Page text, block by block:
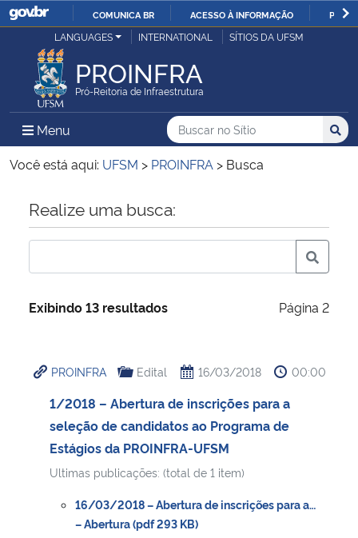
IR
O
COMUNICA BR ACESSO À INFORMAÇÃO
Ministério da Justiça e Segurança Pública
Ministério da Defesa
Ministério das Relações Exteriores
Ministério da Economia
Ministério da Infraestrutura
Ministério da Cidadania
Ministério de Minas e Energia
Ministério da Ciência, Tecnologia, Inovações e Comunicações
LANGUAGES INTERNATIONAL SÍTIOS DA UFSM
PROINFRA
Pró-Reitoria de Infraestrutura
Menu Menu Principal do Sítio
Busca
Buscar no no Sítio
Busca:
Você está aqui: UFSM > PROINFRA > Busca
Início do conteúdo
Realize uma busca:
Exibindo 13 resultados Página 2
PROINFRA Edital 16/03/2018 00:00
1/2018 – Abertura de inscrições para a
seleção de candidatos ao Programa de
Estágios da PROINFRA-UFSM
Ultimas publicações: (total de 1 item)
16/03/2018 – Abertura de inscrições para a…
– Abertura (pdf 293 KB)